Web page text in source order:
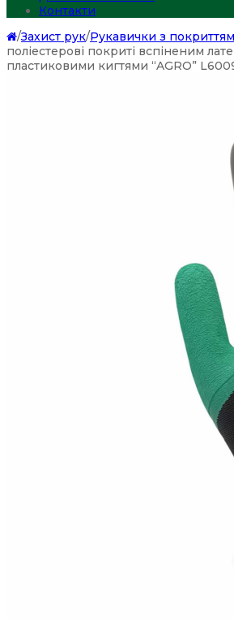
Контакти
/Захист рук/Рукавички з покриттям
поліестерові покриті вспіненим
пластиковими кигтями “AGRO”